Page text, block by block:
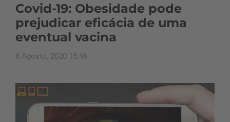
Covid-19: Obesidade pode
prejudicar eficácia de uma
eventual vacina
6 Agosto, 2020 15:46